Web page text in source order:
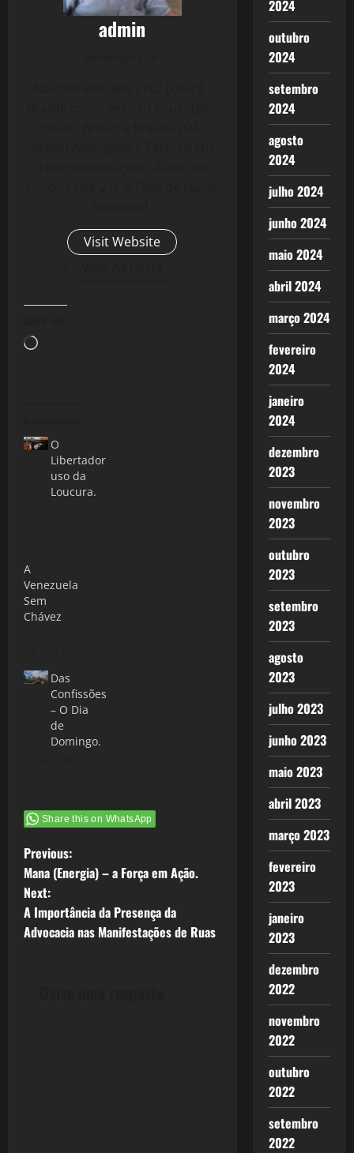
admin
Visit Website
Carregando...
O
Libertador
uso da
Loucura.
A
Venezuela
Sem
Chávez
Das
Confissões
– O Dia
de
Domingo.
Share this on WhatsApp
P
o
s
Previous:
Mana (Energia) – a Força em Ação.
Next:
A Importância da Presença da
Advocacia nas Manifestações de Ruas
2024
outubro
2024
setembro
2024
agosto
2024
julho 2024
junho 2024
maio 2024
abril 2024
março 2024
fevereiro
2024
janeiro
2024
dezembro
2023
novembro
2023
outubro
2023
setembro
2023
agosto
2023
julho 2023
junho 2023
maio 2023
abril 2023
março 2023
fevereiro
2023
janeiro
2023
dezembro
2022
novembro
2022
outubro
2022
setembro
2022